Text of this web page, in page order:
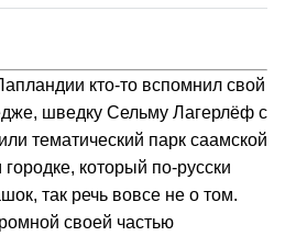
кто-то вспомнил свой
шведку Сельму Лагерлёф с
тематический парк саамской
который по-русски
так речь вовсе не о том.
своей частью